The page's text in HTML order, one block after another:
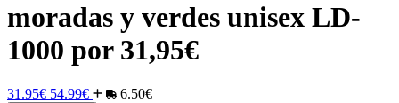
moradas y verdes unisex LD-
1000 por 31,95€
31.95€ 54.99€ 6.50€